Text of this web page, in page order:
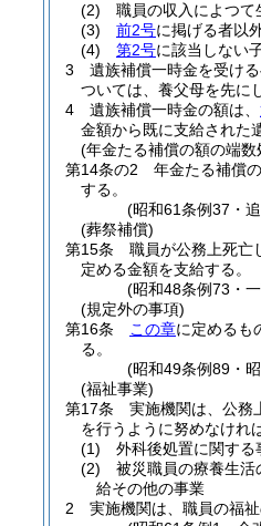
(2)
職員の収入によつ
(3)
前2号に掲げる者以
(4)
第2号に該当しない
3
遺族補償一時金を受ける
ついては、養父母を先に
4
遺族補償一時金の額は、
金額から既に支給された
(年金たる補償の額の端数
第14条の2
年金たる補償
する。
(昭和61条例37・
(葬祭補償)
第15条
職員が公務上死亡
定める金額を支給する。
(昭和48条例73・
(規定外の事項)
第16条
この章に定めるも
る。
(昭和49条例89・
(福祉事業)
第17条
実施機関は、公務
を行うように努めなけれ
(1)
外科後処置に関す
(2)
被災職員の療養生
給その他の事業
2
実施機関は、職員の福